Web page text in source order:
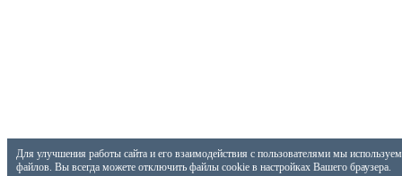
Для улучшения работы сайта и его взаимодействия с пользователями мы
файлов. Вы всегда можете отключить файлы cookie в настройках Вашего браузера.